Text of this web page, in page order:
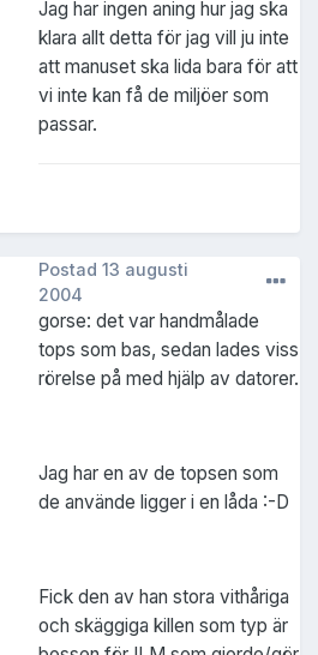
Jag har ingen aning hur jag ska
klara allt detta för jag vill ju inte
att manuset ska lida bara för att
vi inte kan få de miljöer som
passar.
Postad 13 augusti
2004
gorse: det var handmålade
tops som bas, sedan lades viss
rörelse på med hjälp av datorer.
Jag har en av de topsen som
de använde ligger i en låda :-D
Fick den av han stora vithåriga
och skäggiga killen som typ är